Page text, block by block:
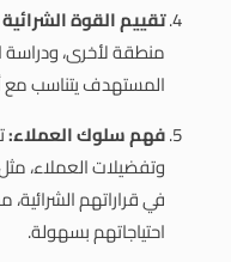
تقييم القوة
منطقة لأخرى،
المستهدف يتناسب
فهم سلوك العملاء:
وتفضيلات العملاء،
في قراراتهم
احتياجاتهم بسهولة.